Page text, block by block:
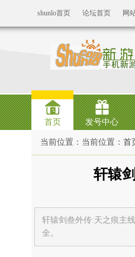
shunlo首页 论坛首页 网
首页 发号中心
当前位置：当前位置： 首
轩辕
轩辕剑叁外传:天之痕主
全。